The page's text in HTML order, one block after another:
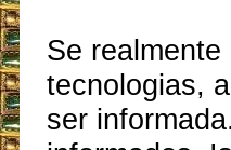
Se
tecnologias,
ser